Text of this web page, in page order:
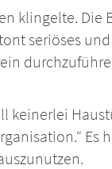
klingelte. Die
seriöses
keinerlei
Es